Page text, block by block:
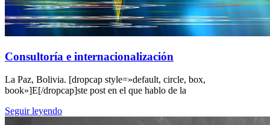
Consultoría e internacionalización
La Paz, Bolivia. [dropcap style=»default, circle, box,
book»]E[/dropcap]ste post en el que hablo de la
Seguir leyendo